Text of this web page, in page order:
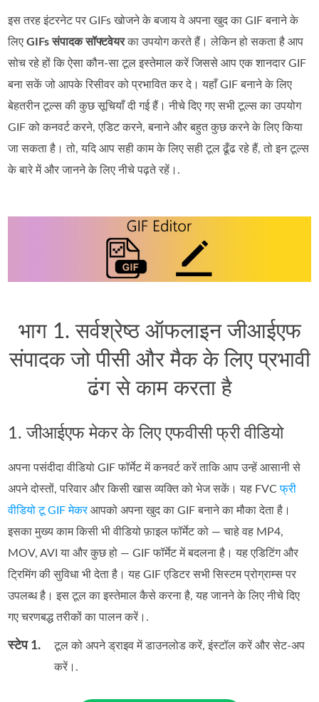
इस तरह इंटरनेट पर GIFs खोजने के बजाय वे अपना खुद का GIF बनाने के
लिएGIFs संपादक सॉफ्टवेयरका उपयोग करते हैं। लेकिन हो सकता है आप
सोच रहे हों कि ऐसा कौन‑सा टूल इस्तेमाल करें जिससे आप एक शानदार GIF
बना सकें जो आपके रिसीवर को प्रभावित कर दे। यहाँ GIF बनाने के लिए
बेहतरीन टूल्स की कुछ सूचियाँ दी गई हैं। नीचे दिए गए सभी टूल्स का उपयोग
GIF को कनवर्ट करने, एडिट करने, बनाने और बहुत कुछ करने के लिए किया
जा सकता है। तो, यदि आप सही काम के लिए सही टूल ढूँढ रहे हैं, तो इन टूल्स
के बारे में और जानने के लिए नीचे पढ़ते रहें।.
भाग 1. सर्वश्रेष्ठ ऑफलाइन जीआईएफ
संपादक जो पीसी और मैक के लिए प्रभावी
ढंग से काम करता है
1. जीआईएफ मेकर के लिए एफवीसी फ्री वीडियो
अपना पसंदीदा वीडियो GIF फॉर्मेट में कनवर्ट करें ताकि आप उन्हें आसानी से
अपने दोस्तों, परिवार और किसी खास व्यक्ति को भेज सकें। यह FVCफ्री
वीडियो टू GIF मेकरआपको अपना खुद का GIF बनाने का मौका देता है।
इसका मुख्य काम किसी भी वीडियो फ़ाइल फॉर्मेट को — चाहे वह MP4,
MOV, AVI या और कुछ हो — GIF फॉर्मेट में बदलना है। यह एडिटिंग और
ट्रिमिंग की सुविधा भी देता है। यह GIF एडिटर सभी सिस्टम प्रोग्राम्स पर
उपलब्ध है। इस टूल का इस्तेमाल कैसे करना है, यह जानने के लिए नीचे दिए
गए चरणबद्ध तरीकों का पालन करें।.
स्टेप 1.
टूल को अपने ड्राइव में डाउनलोड करें, इंस्टॉल करें और सेट‑अप
करें।.